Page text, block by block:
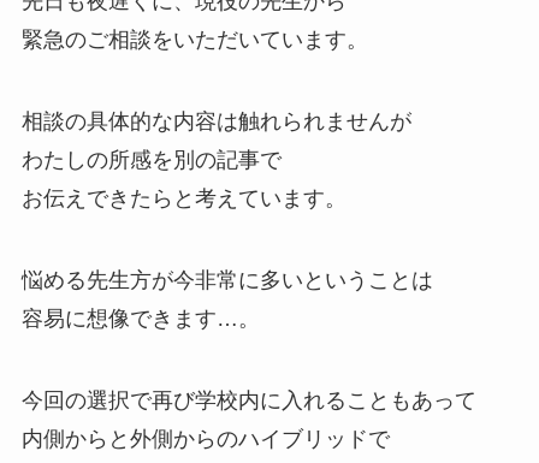
緊急のご相談をいただいています。
相談の具体的な内容は触れられませんが
わたしの所感を別の記事で
お伝えできたらと考えています。
悩める先生方が今非常に多いということは
容易に想像できます…。
今回の選択で再び学校内に入れることもあって
内側からと外側からのハイブリッドで